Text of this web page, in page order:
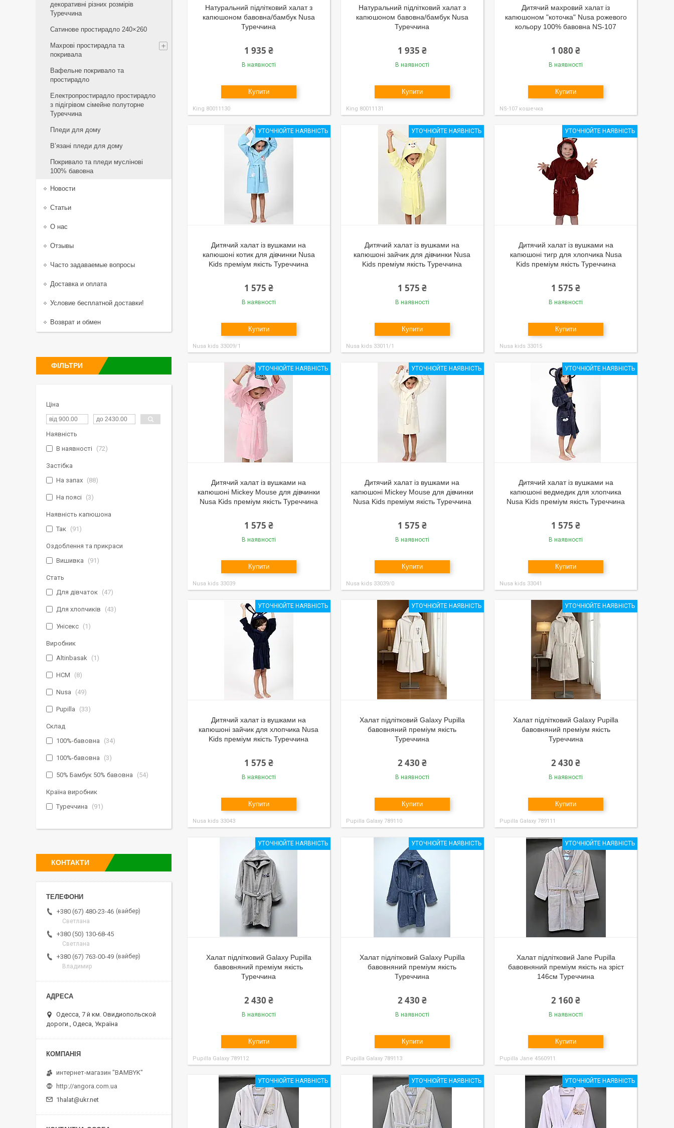
Натуральний підлітковий халат з
капюшоном бавовна/бамбук Nusa
Туреччина
1 935 ₴
В наявності
Купити
King 80011130
Натуральний підлітковий халат з
капюшоном бавовна/бамбук Nusa
Туреччина
1 935 ₴
В наявності
Купити
King 80011131
Дитячий махровий халат із
капюшоном "коточка" Nusa рожевого
кольору 100% бавовна NS-107
1 080 ₴
В наявності
Купити
NS-107 кошечка
УТОЧНЮЙТЕ НАЯВНІСТЬ
Дитячий халат із вушками на
капюшоні котик для дівчинки Nusa
Kids преміум якість Туреччина
1 575 ₴
В наявності
Купити
Nusa kids 33009/1
УТОЧНЮЙТЕ НАЯВНІСТЬ
Дитячий халат із вушками на
капюшоні зайчик для дівчинки Nusa
Kids преміум якість Туреччина
1 575 ₴
В наявності
Купити
Nusa kids 33011/1
УТОЧНЮЙТЕ НАЯВНІСТЬ
Дитячий халат із вушками на
капюшоні тигр для хлопчика Nusa
Kids преміум якість Туреччина
1 575 ₴
В наявності
Купити
Nusa kids 33015
УТОЧНЮЙТЕ НАЯВНІСТЬ
Дитячий халат із вушками на
капюшоні Mickey Mouse для дівчинки
Nusa Kids преміум якість Туреччина
1 575 ₴
В наявності
Купити
Nusa kids 33039
УТОЧНЮЙТЕ НАЯВНІСТЬ
Дитячий халат із вушками на
капюшоні Mickey Mouse для дівчинки
Nusa Kids преміум якість Туреччина
1 575 ₴
В наявності
Купити
Nusa kids 33039/0
УТОЧНЮЙТЕ НАЯВНІСТЬ
Дитячий халат із вушками на
капюшоні ведмедик для хлопчика
Nusa Kids преміум якість Туреччина
1 575 ₴
В наявності
Купити
Nusa kids 33041
УТОЧНЮЙТЕ НАЯВНІСТЬ
Дитячий халат із вушками на
капюшоні зайчик для хлопчика Nusa
Kids преміум якість Туреччина
1 575 ₴
В наявності
Купити
Nusa kids 33043
УТОЧНЮЙТЕ НАЯВНІСТЬ
Халат підлітковий Galaxy Pupilla
бавовняний преміум якість
Туреччина
2 430 ₴
В наявності
Купити
Pupilla Galaxy 789110
УТОЧНЮЙТЕ НАЯВНІСТЬ
Халат підлітковий Galaxy Pupilla
бавовняний преміум якість
Туреччина
2 430 ₴
В наявності
Купити
Pupilla Galaxy 789111
УТОЧНЮЙТЕ НАЯВНІСТЬ
Халат підлітковий Galaxy Pupilla
бавовняний преміум якість
Туреччина
2 430 ₴
В наявності
Купити
Pupilla Galaxy 789112
УТОЧНЮЙТЕ НАЯВНІСТЬ
Халат підлітковий Galaxy Pupilla
бавовняний преміум якість
Туреччина
2 430 ₴
В наявності
Купити
Pupilla Galaxy 789113
УТОЧНЮЙТЕ НАЯВНІСТЬ
Халат підлітковий Jane Pupilla
бавовняний преміум якість на зріст
146см Туреччина
2 160 ₴
В наявності
Купити
Pupilla Jane 4560911
УТОЧНЮЙТЕ НАЯВНІСТЬ УТОЧНЮЙТЕ НАЯВНІСТЬ УТОЧНЮЙТЕ НАЯВНІСТЬ
декоративні різних розмірів
Туреччина
Сатинове простирадло 240×260
Махрові простирадла та
покривала
Вафельне покривало та
простирадло
Електропростирадло простирадло
з підігрівом сімейне полуторне
Туреччина
Пледи для дому
В’язані пледи для дому
Покривало та пледи муслінові
100% бавовна
Новости
Статьи
О нас
Отзывы
Часто задаваемые вопросы
Доставка и оплата
Условие бесплатной доставки!
Возврат и обмен
ФІЛЬТРИ
Ціна
Наявність
В наявності
72
Застібка
На запах
88
На поясі 3
Наявність капюшона
Так
91
Оздоблення та прикраси
Вишивка
91
Стать
Для дівчаток
47
Для хлопчиків 43
Унісекс 1
Виробник
Altinbasak
1
HCM 8
Nusa 49
Pupilla 33
Склад
100%-бавовна
34
100%-бавовна 3
50% Бамбук 50% бавовна 54
Країна виробник
Туреччина
91
КОНТАКТИ
+380 (67) 480-23-46
вайбер
Светлана
+380 (50) 130-68-45
Светлана
+380 (67) 763-00-49
вайбер
Владимир
Одесса, 7 й км. Овидиопольской
дороги., Одеса, Україна
интернет-магазин "BAMBYK"
http://angora.com.ua
1halat@ukr.net